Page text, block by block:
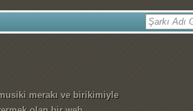
merakı ve birikimiyle